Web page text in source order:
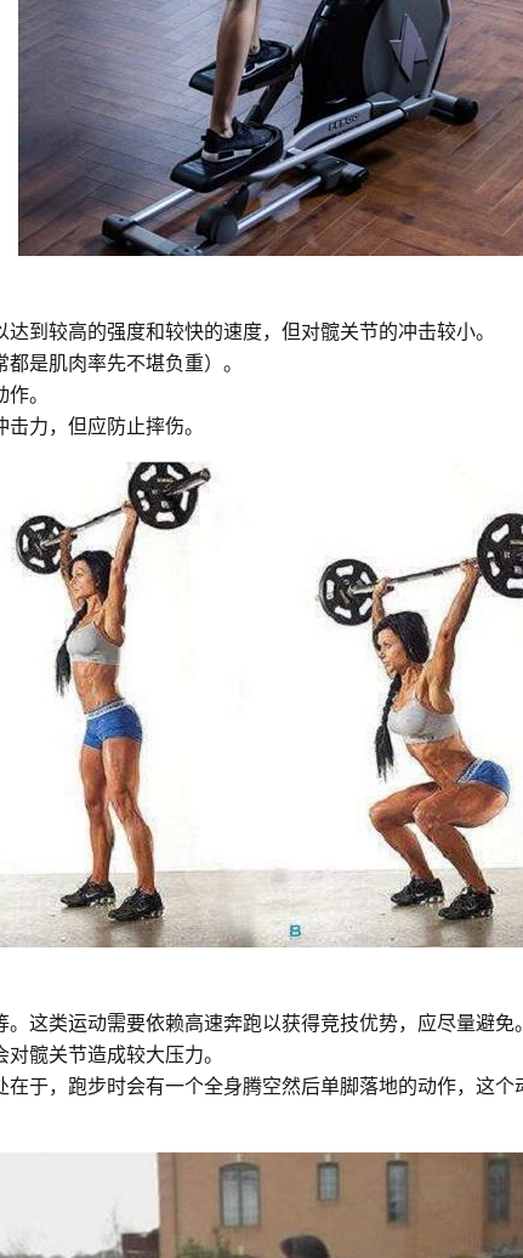
到较高的强度和较快的速度，但对髋关节的冲击较小。
是肌肉率先不堪负重）。
。
力，但应防止摔伤。
这类运动需要依赖高速奔跑以获得竞技优势，应尽量避免。
髋关节造成较大压力。
于，跑步时会有一个全身腾空然后单脚落地的动作，这